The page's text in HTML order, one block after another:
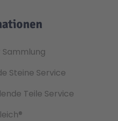
Steine Service
Teile Service